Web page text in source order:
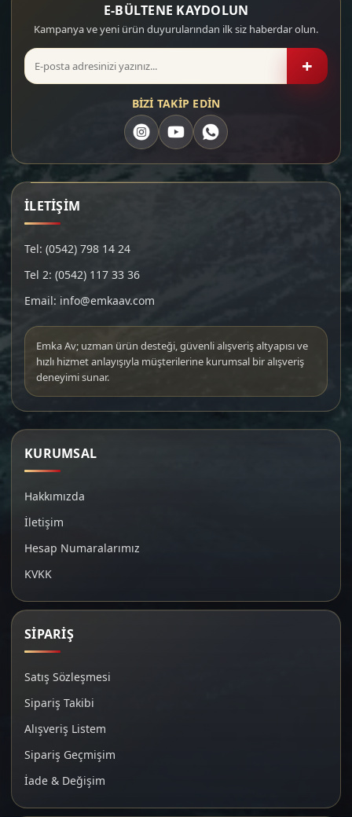
E-BÜLTENE KAYDOLUN
Kampanya ve yeni ürün duyurularından ilk siz haberdar olun.
+
BİZİ TAKİP EDİN
İLETİŞİM
Tel: (0542) 798 14 24
Tel 2: (0542) 117 33 36
Email: info@emkaav.com
Emka Av; uzman ürün desteği, güvenli alışveriş altyapısı ve
hızlı hizmet anlayışıyla müşterilerine kurumsal bir alışveriş
deneyimi sunar.
KURUMSAL
Hakkımızda
İletişim
Hesap Numaralarımız
KVKK
SİPARİŞ
Satış Sözleşmesi
Sipariş Takibi
Alışveriş Listem
Sipariş Geçmişim
İade & Değişim